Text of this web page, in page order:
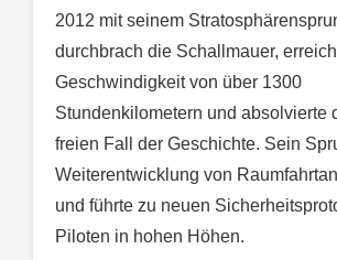
2012 mit seinem
durchbrach die Schallmauer,
Geschwindigkeit von über 1300
Stundenkilometern und absolvierte
freien Fall der Geschichte. Sein
Weiterentwicklung von
und führte zu neuen
Piloten in hohen Höhen.